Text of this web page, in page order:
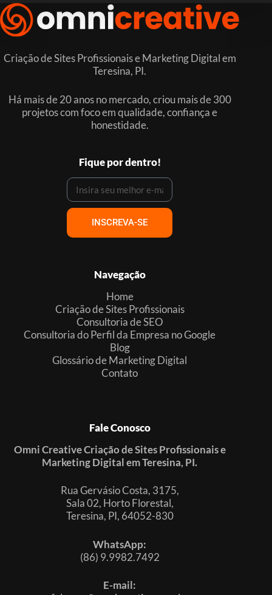
Criação de Sites Profissionais e Marketing Digital em
Teresina, PI.
Há mais de 20 anos no mercado, criou mais de 300
projetos com foco em qualidade, confiança e
honestidade.
Fique por dentro!
INSCREVA-SE
Navegação
Home
Criação de Sites Profissionais
Consultoria de SEO
Consultoria do Perfil da Empresa no Google
Blog
Glossário de Marketing Digital
Contato
Fale Conosco
Omni Creative Criação de Sites Profissionais e
Marketing Digital em Teresina, PI.
Rua Gervásio Costa, 3175,
Sala 02, Horto Florestal,
Teresina, PI, 64052-830
WhatsApp:
(86) 9.9982.7492
E-mail: